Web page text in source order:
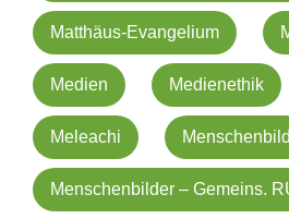
Matthäus-Evangelium
Medien Medienethik
Meleachi Menschenbild
Menschenbilder – Gemeins.